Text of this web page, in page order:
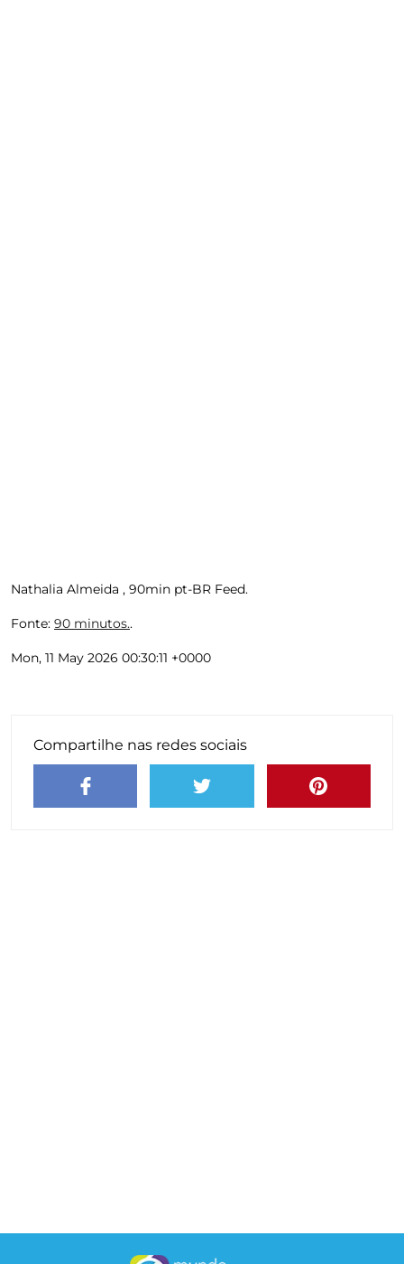
Nathalia Almeida , 90min pt-BR Feed.
Fonte: 90 minutos..
Mon, 11 May 2026 00:30:11 +0000
Compartilhe nas redes sociais